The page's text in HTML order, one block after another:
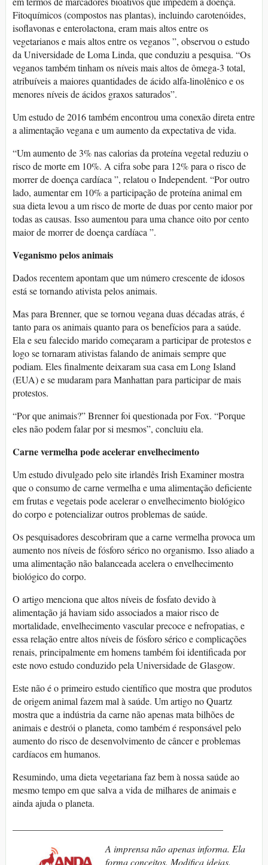
Fitoquímicos (compostos nas plantas), incluindo carotenóides,
isoflavonas e enterolactona, eram mais altos entre os
vegetarianos e mais altos entre os veganos ”, observou o estudo
da Universidade de Loma Linda, que conduziu a pesquisa. “Os
veganos também tinham os níveis mais altos de ômega-3 total,
atribuíveis a maiores quantidades de ácido alfa-linolênico e os
menores níveis de ácidos graxos saturados”.
Um estudo de 2016 também encontrou uma conexão direta entre
a alimentação vegana e um aumento da expectativa de vida.
“Um aumento de 3% nas calorias da proteína vegetal reduziu o
risco de morte em 10%. A cifra sobe para 12% para o risco de
morrer de doença cardíaca ”, relatou o Independent. “Por outro
lado, aumentar em 10% a participação de proteína animal em
sua dieta levou a um risco de morte de duas por cento maior por
todas as causas. Isso aumentou para uma chance oito por cento
maior de morrer de doença cardíaca ”.
Veganismo pelos animais
Dados recentem apontam que um número crescente de idosos
está se tornando ativista pelos animais.
Mas para Brenner, que se tornou vegana duas décadas atrás, é
tanto para os animais quanto para os benefícios para a saúde.
Ela e seu falecido marido começaram a participar de protestos e
logo se tornaram ativistas falando de animais sempre que
podiam. Eles finalmente deixaram sua casa em Long Island
(EUA) e se mudaram para Manhattan para participar de mais
protestos.
“Por que animais?” Brenner foi questionada por Fox. “Porque
eles não podem falar por si mesmos”, concluiu ela.
Carne vermelha pode acelerar envelhecimento
Um estudo divulgado pelo site irlandês Irish Examiner mostra
que o consumo de carne vermelha e uma alimentação deficiente
em frutas e vegetais pode acelerar o envelhecimento biológico
do corpo e potencializar outros problemas de saúde.
Os pesquisadores descobriram que a carne vermelha provoca um
aumento nos níveis de fósforo sérico no organismo. Isso aliado a
uma alimentação não balanceada acelera o envelhecimento
biológico do corpo.
O artigo menciona que altos níveis de fosfato devido à
alimentação já haviam sido associados a maior risco de
mortalidade, envelhecimento vascular precoce e nefropatias, e
essa relação entre altos níveis de fósforo sérico e complicações
renais, principalmente em homens também foi identificada por
este novo estudo conduzido pela Universidade de Glasgow.
Este não é o primeiro estudo científico que mostra que produtos
de origem animal fazem mal à saúde. Um artigo no Quartz
mostra que a indústria da carne não apenas mata bilhões de
animais e destrói o planeta, como também é responsável pelo
aumento do risco de desenvolvimento de câncer e problemas
cardíacos em humanos.
Resumindo, uma dieta vegetariana faz bem à nossa saúde ao
mesmo tempo em que salva a vida de milhares de animais e
ainda ajuda o planeta.
A imprensa não apenas informa. Ela
forma conceitos. Modifica ideias.